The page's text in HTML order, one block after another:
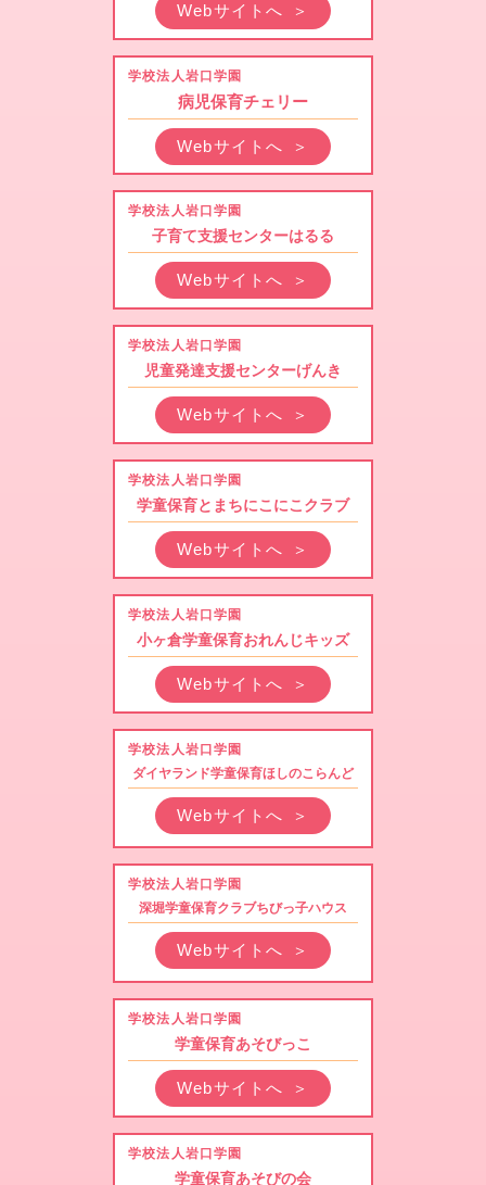
Webサイトへ ＞
学校法人岩口学園
病児保育チェリー
Webサイトへ ＞
学校法人岩口学園
子育て支援センターはるる
Webサイトへ ＞
学校法人岩口学園
児童発達支援センターげんき
Webサイトへ ＞
学校法人岩口学園
学童保育とまちにこにこクラブ
Webサイトへ ＞
学校法人岩口学園
小ヶ倉学童保育おれんじキッズ
Webサイトへ ＞
学校法人岩口学園
ダイヤランド学童保育ほしのこらんど
Webサイトへ ＞
学校法人岩口学園
深堀学童保育クラブちびっ子ハウス
Webサイトへ ＞
学校法人岩口学園
学童保育あそびっこ
Webサイトへ ＞
学校法人岩口学園
学童保育あそびの会